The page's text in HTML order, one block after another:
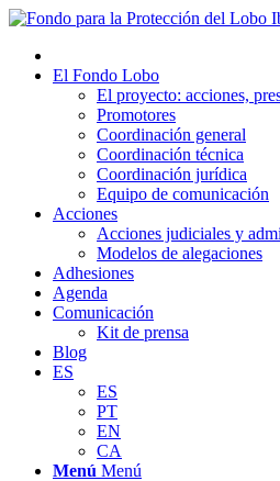
El Fondo Lobo
El proyecto: acciones,
Promotores
Coordinación general
Coordinación técnica
Coordinación jurídica
Equipo de comunicación
Acciones
Acciones judiciales y
Modelos de alegaciones
Adhesiones
Agenda
Comunicación
Kit de prensa
Blog
ES
ES
PT
EN
CA
Menú Menú